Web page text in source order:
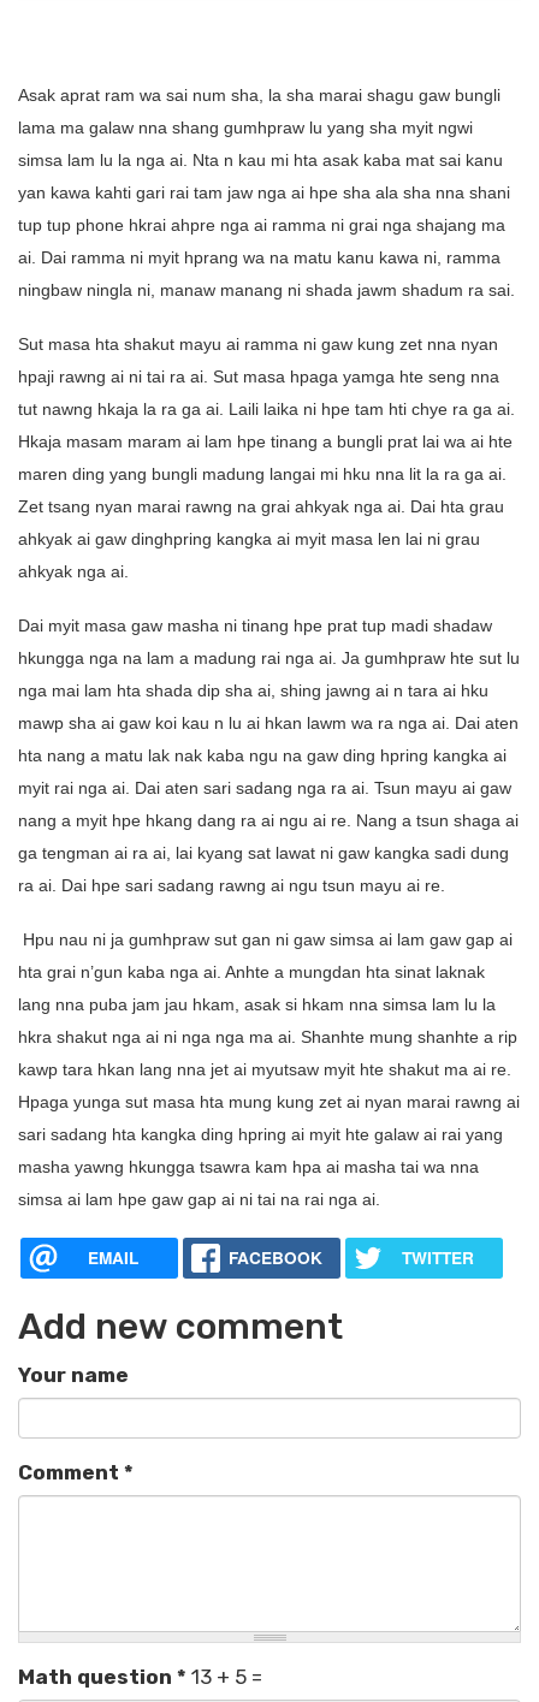
Asak aprat ram wa sai num sha, la sha marai shagu gaw bungli
lama ma galaw nna shang gumhpraw lu yang sha myit ngwi
simsa lam lu la nga ai. Nta n kau mi hta asak kaba mat sai kanu
yan kawa kahti gari rai tam jaw nga ai hpe sha ala sha nna shani
tup tup phone hkrai ahpre nga ai ramma ni grai nga shajang ma
ai. Dai ramma ni myit hprang wa na matu kanu kawa ni, ramma
ningbaw ningla ni, manaw manang ni shada jawm shadum ra sai.
Sut masa hta shakut mayu ai ramma ni gaw kung zet nna nyan
hpaji rawng ai ni tai ra ai. Sut masa hpaga yamga hte seng nna
tut nawng hkaja la ra ga ai. Laili laika ni hpe tam hti chye ra ga ai.
Hkaja masam maram ai lam hpe tinang a bungli prat lai wa ai hte
maren ding yang bungli madung langai mi hku nna lit la ra ga ai.
Zet tsang nyan marai rawng na grai ahkyak nga ai. Dai hta grau
ahkyak ai gaw dinghpring kangka ai myit masa len lai ni grau
ahkyak nga ai.
Dai myit masa gaw masha ni tinang hpe prat tup madi shadaw
hkungga nga na lam a madung rai nga ai. Ja gumhpraw hte sut lu
nga mai lam hta shada dip sha ai, shing jawng ai n tara ai hku
mawp sha ai gaw koi kau n lu ai hkan lawm wa ra nga ai. Dai aten
hta nang a matu lak nak kaba ngu na gaw ding hpring kangka ai
myit rai nga ai. Dai aten sari sadang nga ra ai. Tsun mayu ai gaw
nang a myit hpe hkang dang ra ai ngu ai re. Nang a tsun shaga ai
ga tengman ai ra ai, lai kyang sat lawat ni gaw kangka sadi dung
ra ai. Dai hpe sari sadang rawng ai ngu tsun mayu ai re.
Hpu nau ni ja gumhpraw sut gan ni gaw simsa ai lam gaw gap ai
hta grai n’gun kaba nga ai. Anhte a mungdan hta sinat laknak
lang nna puba jam jau hkam, asak si hkam nna simsa lam lu la
hkra shakut nga ai ni nga nga ma ai. Shanhte mung shanhte a rip
kawp tara hkan lang nna jet ai myutsaw myit hte shakut ma ai re.
Hpaga yunga sut masa hta mung kung zet ai nyan marai rawng ai
sari sadang hta kangka ding hpring ai myit hte galaw ai rai yang
masha yawng hkungga tsawra kam hpa ai masha tai wa nna
simsa ai lam hpe gaw gap ai ni tai na rai nga ai.
EMAIL FACEBOOK TWITTER
Add new comment
Your name
Comment *
Math question * 13 + 5 =